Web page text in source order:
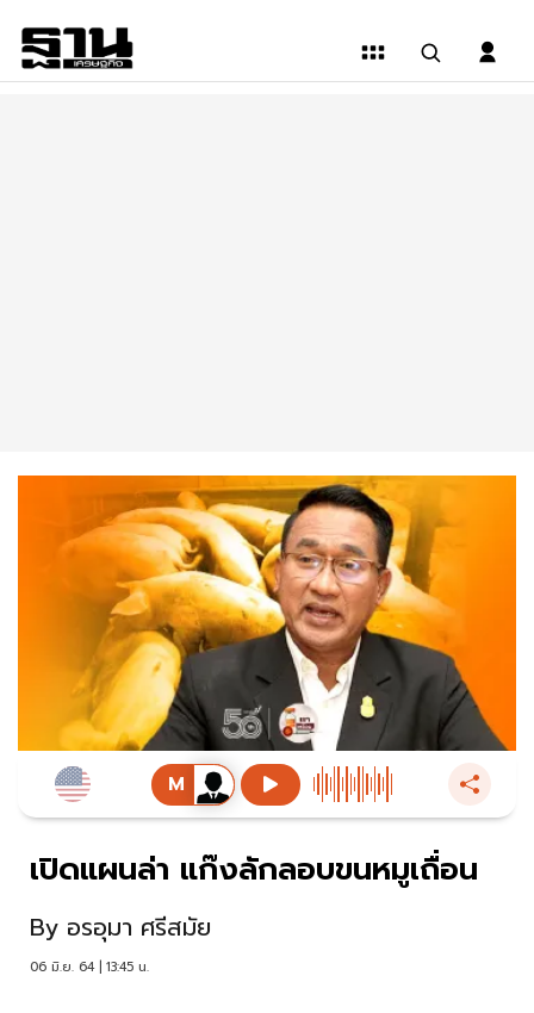
เปิดแผนล่า แก๊งลักลอบขนหมูเถื่อน
By อรอุมา ศรีสมัย
06 มิ.ย. 64 | 13:45 น.